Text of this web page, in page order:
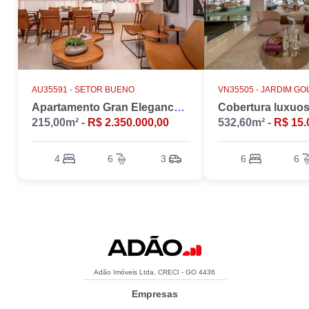
AU35591 - SETOR BUENO
Apartamento Gran Elegance - 4 suites + Home Office
215,00m² - R$ 2.350.000,00
4 6 3
VN35505 - JARDIM
532,60m² - R$
6 6
Adão Imóveis Ltda. CRECI - GO 4436
Empresas